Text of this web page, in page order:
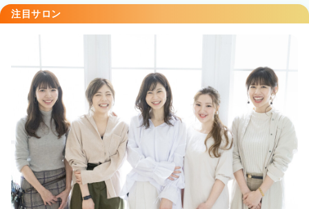
詳細条件
雑誌撮影 詳細条件を変更
この条件の求人数
注目サロン